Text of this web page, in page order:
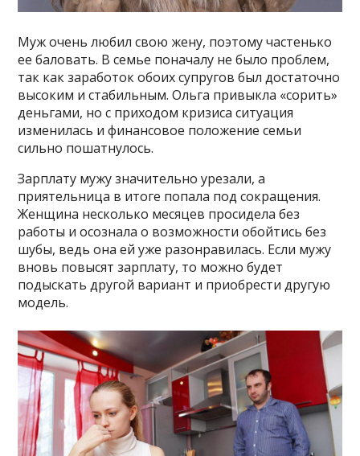
Муж очень любил свою жену, поэтому частенько
ее баловать. В семье поначалу не было проблем,
так как заработок обоих супругов был достаточно
высоким и стабильным. Ольга привыкла «сорить»
деньгами, но с приходом кризиса ситуация
изменилась и финансовое положение семьи
сильно пошатнулось.
Зарплату мужу значительно урезали, а
приятельница в итоге попала под сокращения.
Женщина несколько месяцев просидела без
работы и осознала о возможности обойтись без
шубы, ведь она ей уже разонравилась. Если мужу
вновь повысят зарплату, то можно будет
подыскать другой вариант и приобрести другую
модель.